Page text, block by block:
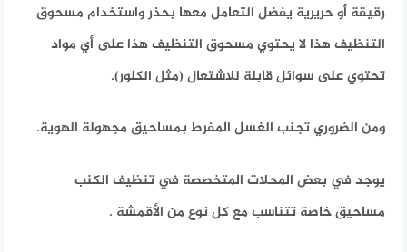
رقيقة أو حريرية يفضل التعامل معها بحذر واستخدام مسحوق
التنظيف هذا لا يحتوي مسحوق التنظيف هذا على أي مواد
تحتوي على سوائل قابلة للاشتعال (مثل الكلور).
ومن الضروري تجنب الغسل المفرط بمساحيق مجهولة الهوية.
يوجد في بعض المحلات المتخصصة في تنظيف الكنب
مساحيق خاصة تتناسب مع كل نوع من الأقمشة .